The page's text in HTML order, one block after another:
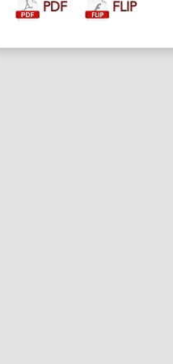
PDF FLIP